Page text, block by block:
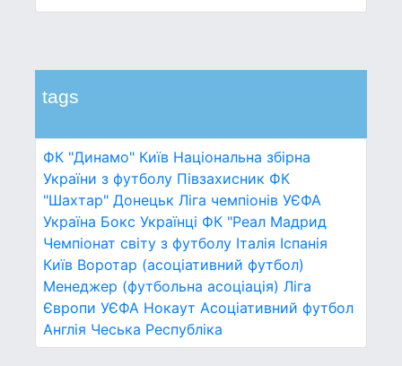
tags
ФК "Динамо" Київ Національна збірна
України з футболу Півзахисник ФК
"Шахтар" Донецьк Ліга чемпіонів УЄФА
Україна Бокс Українці ФК "Реал Мадрид
Чемпіонат світу з футболу Італія Іспанія
Київ Воротар (асоціативний футбол)
Менеджер (футбольна асоціація) Ліга
Європи УЄФА Нокаут Асоціативний футбол
Англія Чеська Республіка